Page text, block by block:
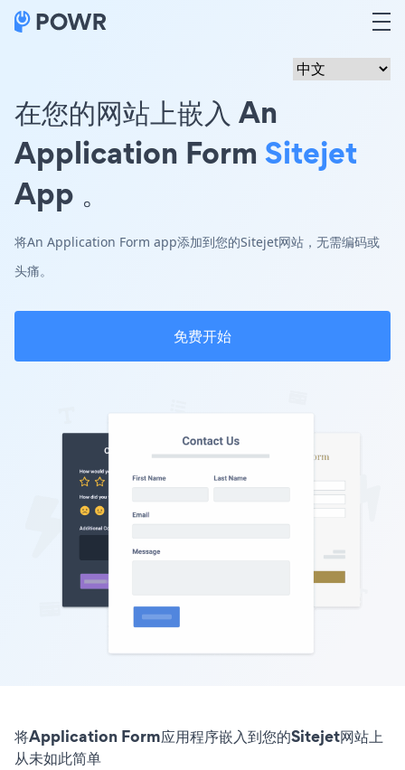
在您的网站上嵌入 An
Application Form Sitejet
App 。
将An Application Form app添加到您的Sitejet网站，无需编码或
头痛。
免费开始
将Application Form应用程序嵌入到您的Sitejet网站上
从未如此简单